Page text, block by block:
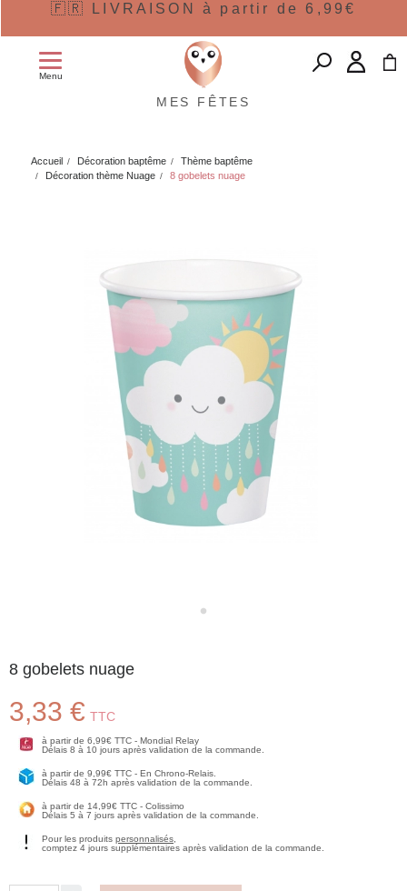
🇫🇷 LIVRAISON à partir de 6,99€
Menu
MES FÊTES
Accueil Décoration baptême
Thème baptême
Décoration thème Nuage
8 gobelets nuage
8 gobelets nuage
3,33 € TTC
à partir de 6,99€ TTC - Mondial Relay
Délais 8 à 10 jours après validation de la commande.
à partir de 9,99€ TTC - En Chrono-Relais.
Délais 48 à 72h après validation de la commande.
à partir de 14,99€ TTC - Colissimo
Délais 5 à 7 jours après validation de la commande.
Pour les produits personnalisés
comptez 4 jours supplémentaires après validation de la commande.